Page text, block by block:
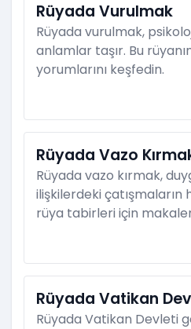
Rüyada Vurulmak
Rüyada vurulmak,
anlamlar taşır. Bu
yorumlarını keşfedin.
Rüyada Vazo
Rüyada vazo kırmak,
ilişkilerdeki çatışmaların
rüya tabirleri için
Rüyada Vatikan
Rüyada Vatikan Devleti